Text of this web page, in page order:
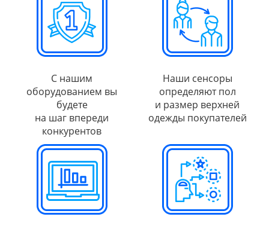
С нашим
оборудованием вы
будете
на шаг впереди
конкурентов
Наши сенсоры
определяют пол
и размер верхней
одежды покупателей